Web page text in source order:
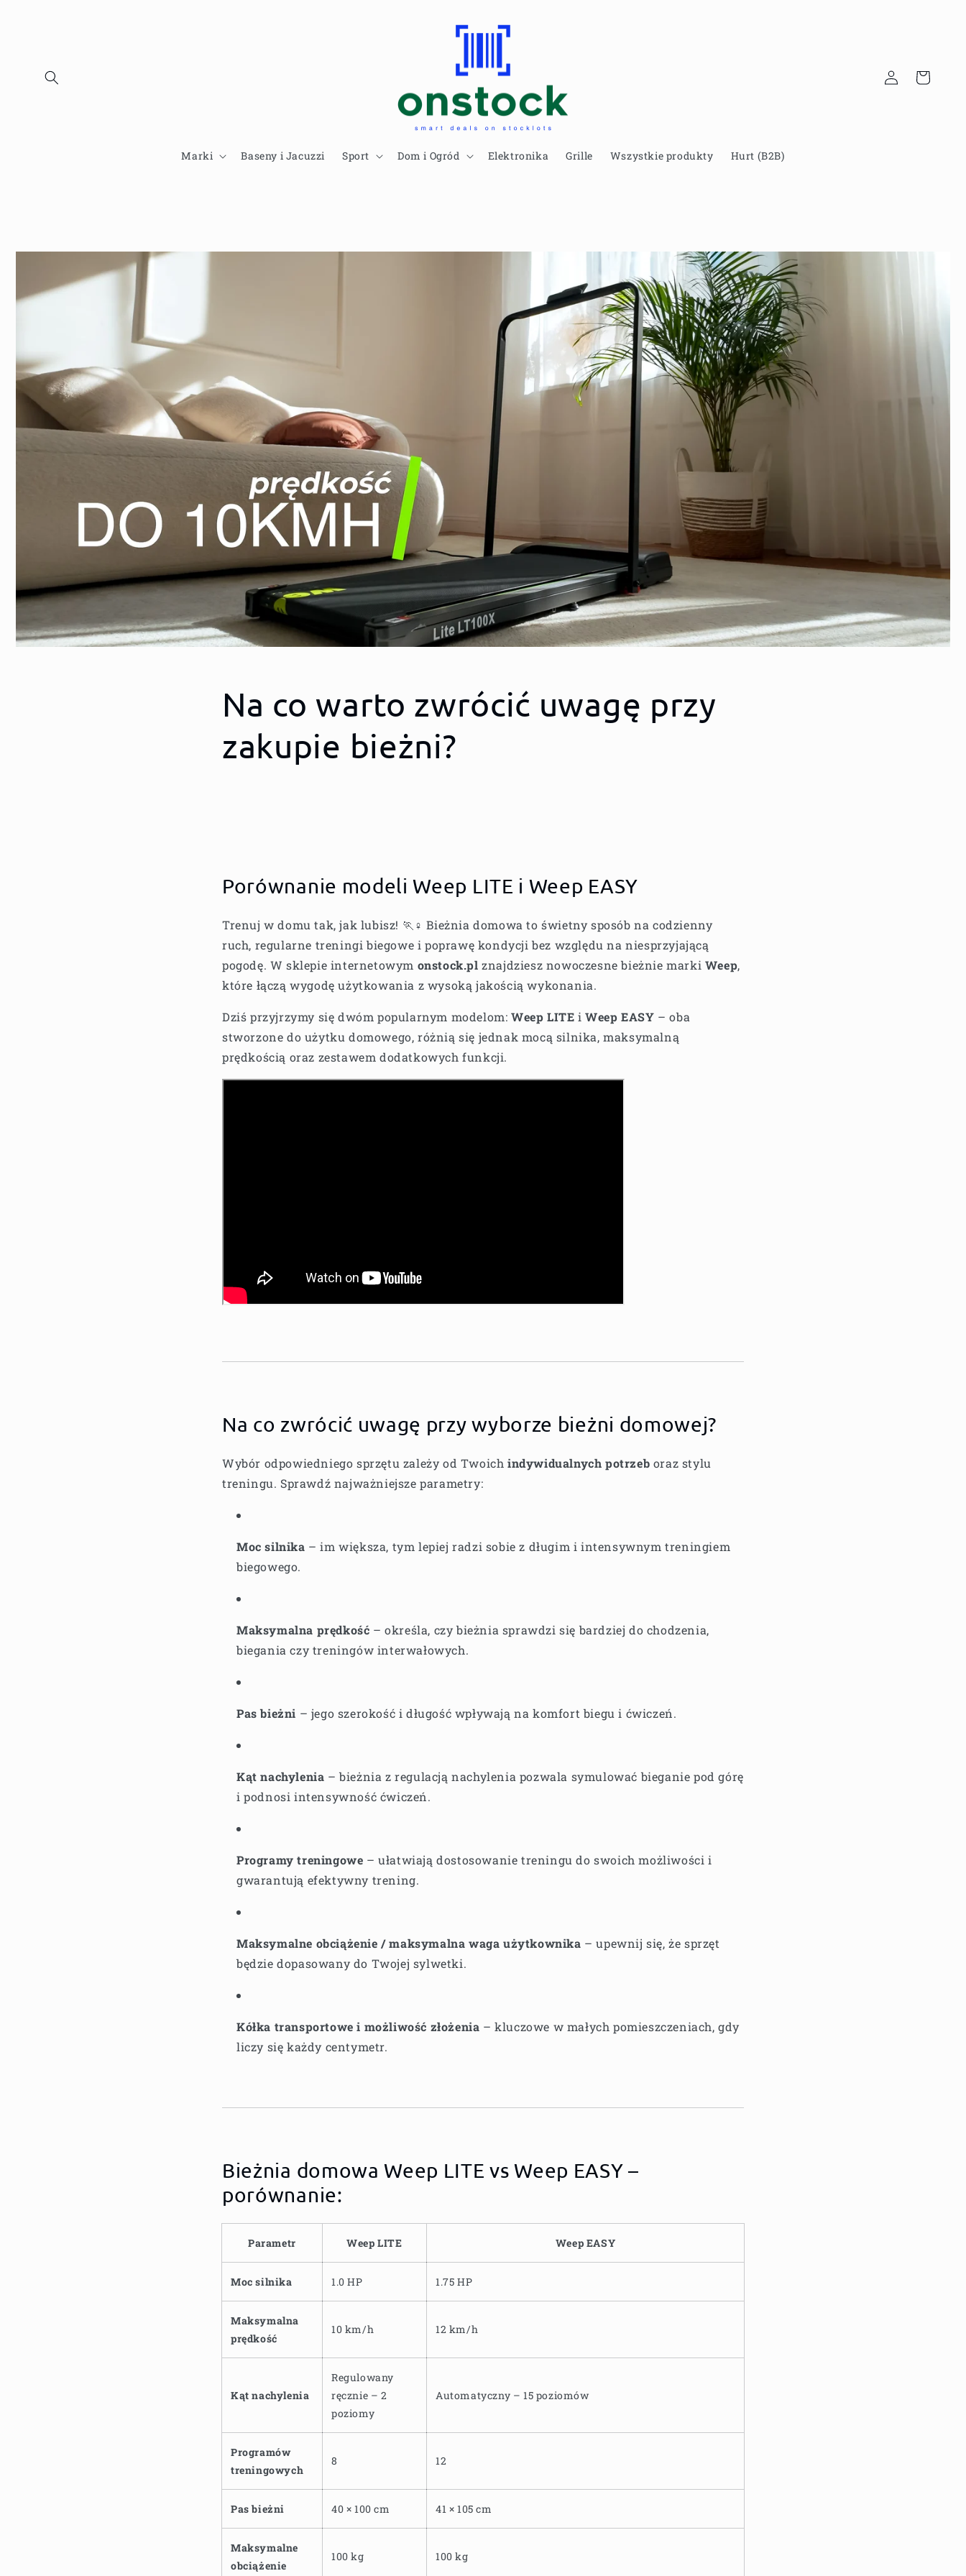
Marki Baseny i Jacuzzi Sport Dom i Ogród Elektronika Grille Wszystkie produkty Hurt (B2B)
Zaloguj
się
Koszyk
Na co warto zwrócić uwagę przy
zakupie bieżni?
Porównanie modeli Weep LITE i Weep EASY
Trenuj w domu tak, jak lubisz! 🏃♀️ Bieżnia domowa to świetny sposób na codzienny
ruch, regularne treningi biegowe i poprawę kondycji bez względu na niesprzyjającą
pogodę. W sklepie internetowym onstock.pl znajdziesz nowoczesne bieżnie marki Weep,
które łączą wygodę użytkowania z wysoką jakością wykonania.
Dziś przyjrzymy się dwóm popularnym modelom: Weep LITE i Weep EASY – oba
stworzone do użytku domowego, różnią się jednak mocą silnika, maksymalną
prędkością oraz zestawem dodatkowych funkcji.
Na co zwrócić uwagę przy wyborze bieżni domowej?
Wybór odpowiedniego sprzętu zależy od Twoich indywidualnych potrzeb oraz stylu
treningu. Sprawdź najważniejsze parametry:
Moc silnika – im większa, tym lepiej radzi sobie z długim i intensywnym treningiem
biegowego.
Maksymalna prędkość – określa, czy bieżnia sprawdzi się bardziej do chodzenia,
biegania czy treningów interwałowych.
Pas bieżni – jego szerokość i długość wpływają na komfort biegu i ćwiczeń.
Kąt nachylenia – bieżnia z regulacją nachylenia pozwala symulować bieganie pod górę
i podnosi intensywność ćwiczeń.
Programy treningowe – ułatwiają dostosowanie treningu do swoich możliwości i
gwarantują efektywny trening.
Maksymalne obciążenie / maksymalna waga użytkownika – upewnij się, że sprzęt
będzie dopasowany do Twojej sylwetki.
Kółka transportowe i możliwość złożenia – kluczowe w małych pomieszczeniach, gdy
liczy się każdy centymetr.
Bieżnia domowa Weep LITE vs Weep EASY –
porównanie:
Parametr Weep LITE Weep EASY
Moc silnika 1.0 HP 1.75 HP
Maksymalna
prędkość
10 km/h 12 km/h
Kąt nachylenia
Regulowany
ręcznie – 2
poziomy
Automatyczny – 15 poziomów
Programów
treningowych
8 12
Pas bieżni 40 × 100 cm 41 × 105 cm
Maksymalne
obciążenie
100 kg 100 kg